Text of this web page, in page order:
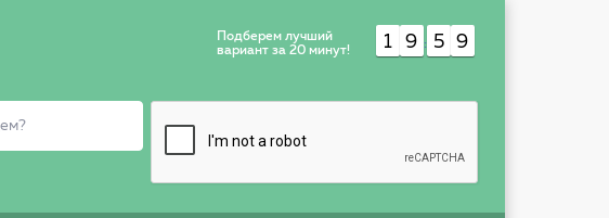
Подберем лучший
вариант за 20 минут!
1 9 : 5 9